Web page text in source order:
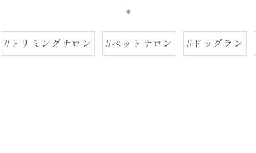
#トリミングサロン #ペットサロン #ドッグラン